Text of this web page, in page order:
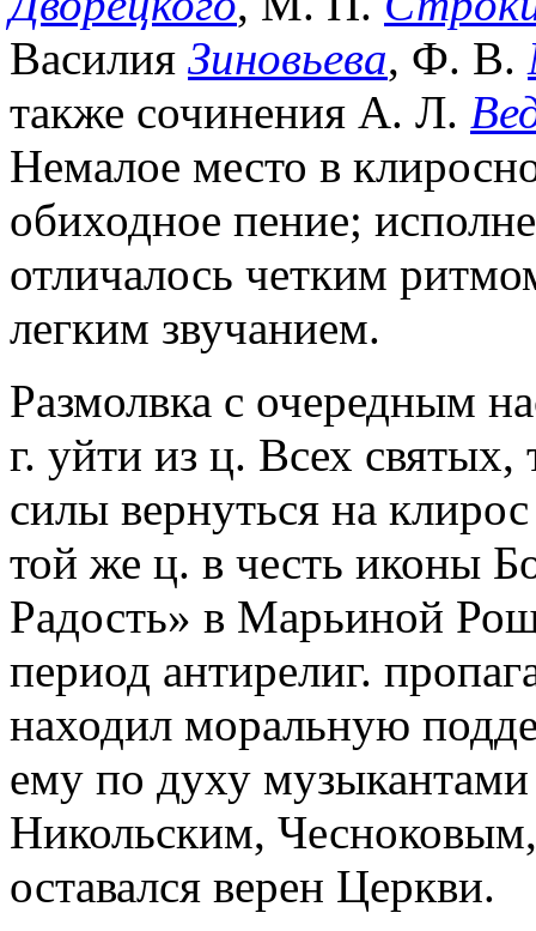
Василия Зиновьева, Ф. В.
также сочинения А. Л.
Немалое место в
обиходное пение;
отличалось четким
легким звучанием.
Размолвка с очередным
г. уйти из ц. Всех
силы вернуться на
той же ц. в честь иконы
Радость» в Марьиной
период антирелиг.
находил моральную
ему по духу
Никольским,
оставался верен Церкви.